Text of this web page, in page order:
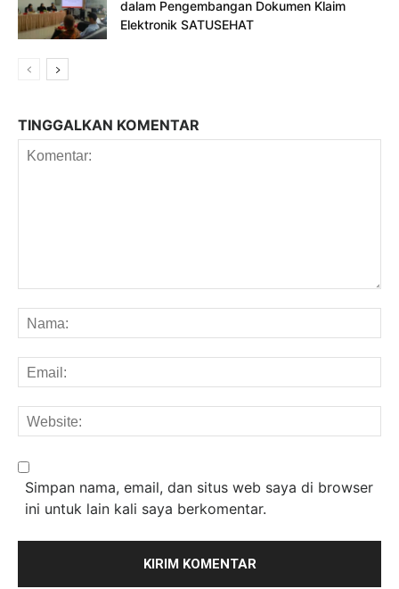
dalam Pengembangan Dokumen Klaim
Elektronik SATUSEHAT
TINGGALKAN KOMENTAR
Simpan nama, email, dan situs web saya di browser
ini untuk lain kali saya berkomentar.